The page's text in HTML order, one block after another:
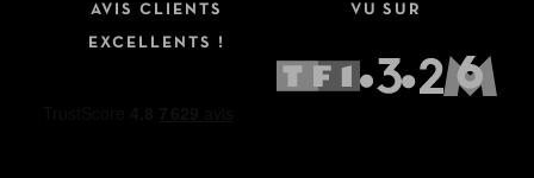
AVIS CLIENTS
EXCELLENTS !
VU SUR